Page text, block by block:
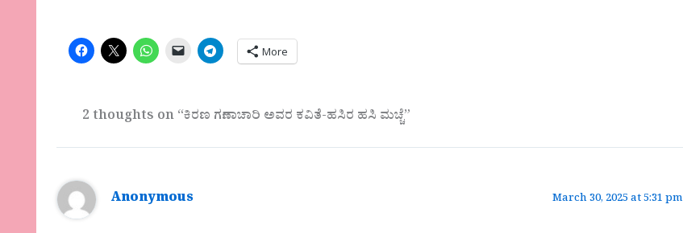
More
2 thoughts on “ಕಿರಣ ಗಣಾಚಾರಿ ಅವರ ಕವಿತೆ-ಹಸಿರ ಹಸಿ ಮಚ್ಚೆ”
Anonymous March 30, 2025 at 5:31 pm